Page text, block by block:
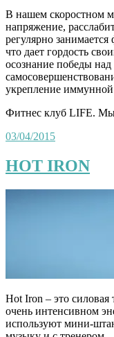
В нашем скоростном
напряжение,
регулярно
что дает гордость
осознание победы
укрепление
Фитнес клуб LIFE. Мы
03/04/2015
HOT IRON
Hot Iron – это силовая
очень интенсивном
используют мини-